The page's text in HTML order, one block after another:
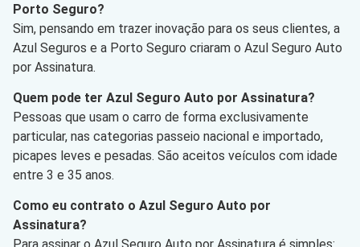
Porto Seguro?
Sim, pensando em trazer inovação para os seus clientes, a
Azul Seguros e a Porto Seguro criaram o Azul Seguro Auto
por Assinatura.
Quem pode ter Azul Seguro Auto por Assinatura?
Pessoas que usam o carro de forma exclusivamente
particular, nas categorias passeio nacional e importado,
picapes leves e pesadas. São aceitos veículos com idade
entre 3 e 35 anos.
Como eu contrato o Azul Seguro Auto por
Assinatura?